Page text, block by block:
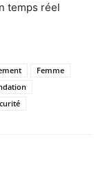
temps réel
Femme